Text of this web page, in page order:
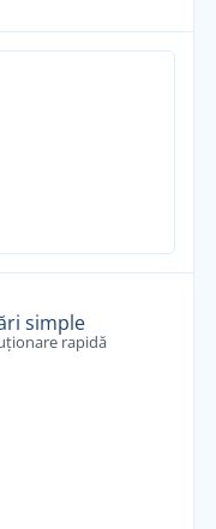
simple
rapidă